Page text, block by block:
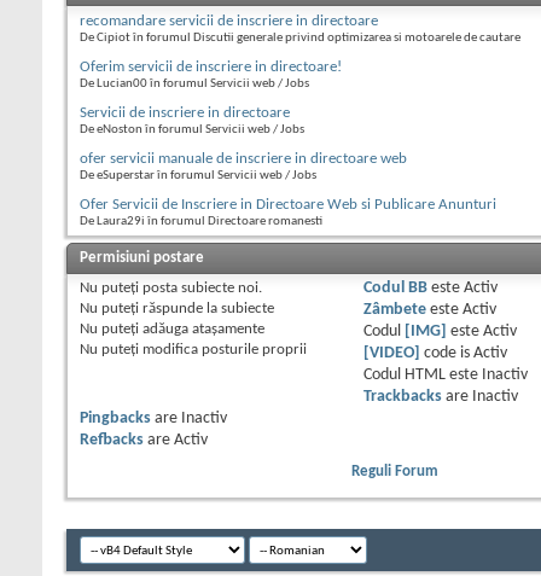
recomandare servicii de inscriere in directoare
De Cipiot în forumul Discutii generale privind optimizarea si motoarele de cautare
Oferim servicii de inscriere in directoare!
De Lucian00 în forumul Servicii web / Jobs
Servicii de inscriere in directoare
De eNoston în forumul Servicii web / Jobs
ofer servicii manuale de inscriere in directoare web
De eSuperstar în forumul Servicii web / Jobs
Ofer Servicii de Inscriere in Directoare Web si Publicare Anunturi
De Laura29i în forumul Directoare romanesti
Permisiuni postare
Nu puteţi posta subiecte noi.
Nu puteţi răspunde la subiecte
Nu puteţi adăuga ataşamente
Nu puteţi modifica posturile proprii
Codul BBeste Activ
Zâmbeteeste Activ
Codul
[IMG] este Activ
[VIDEO]
code is Activ
Codul HTML este
Inactiv
Trackbacksare
Inactiv
Pingbacks are
Inactiv
Refbacks are Activ
Reguli Forum